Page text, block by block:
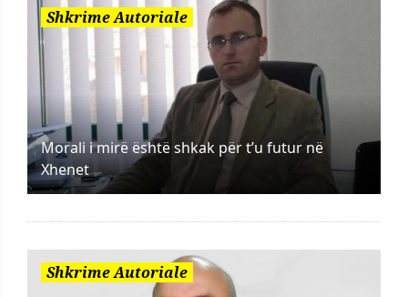
Shkrime Autoriale
Morali i mirë është shkak për t’u futur në
Xhenet
Shkrime Autoriale